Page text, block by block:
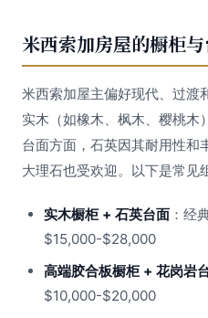
米西索加房屋的橱柜
米西索加屋主偏好现代、过渡
实木（如橡木、枫木、樱桃木
台面方面，石英因其耐用性和
大理石也受欢迎。以下是常见
实木橱柜 + 石英台面 ：经
$15,000-$28,000
高端胶合板橱柜 + 花岗岩
$10,000-$20,000